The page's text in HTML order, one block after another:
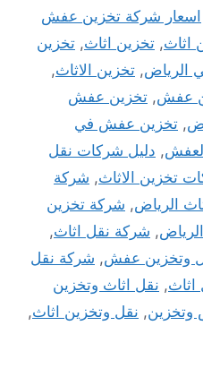
اسعار شركة تخزين عفش
اثاث, تخزين اثاث, تخزين
الرياض, تخزين الاثاث,
عفش, تخزين عفش
, تخزين عفش في
, دليل شركات نقل
تخزين الاثاث, شركة
الرياض, شركة تخزين
, شركة نقل اثاث,
وتخزين عفش, شركة نقل
اثاث, نقل اثاث وتخزين
, نقل وتخزين اثاث,